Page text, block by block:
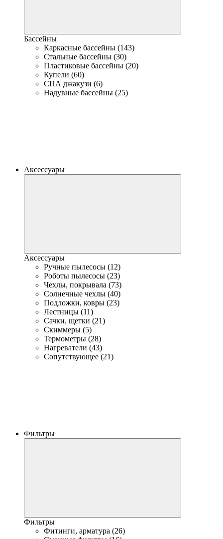
Бассейны
Каркасные бассейны (143)
Стальные бассейны (30)
Пластиковые бассейны (20)
Купели (60)
СПА джакузи (6)
Надувные бассейны (25)
Аксессуары
Аксессуары
Ручные пылесосы (12)
Роботы пылесосы (23)
Чехлы, покрывала (73)
Солнечные чехлы (40)
Подложки, ковры (23)
Лестницы (11)
Сачки, щетки (21)
Скиммеры (5)
Термометры (28)
Нагреватели (43)
Сопутствующее (21)
Фильтры
Фильтры
Фитинги, арматура (26)